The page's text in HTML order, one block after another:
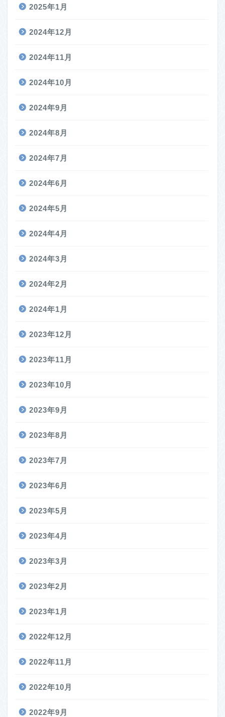
2025年1月
2024年12月
2024年11月
2024年10月
2024年9月
2024年8月
2024年7月
2024年6月
2024年5月
2024年4月
2024年3月
2024年2月
2024年1月
2023年12月
2023年11月
2023年10月
2023年9月
2023年8月
2023年7月
2023年6月
2023年5月
2023年4月
2023年3月
2023年2月
2023年1月
2022年12月
2022年11月
2022年10月
2022年9月